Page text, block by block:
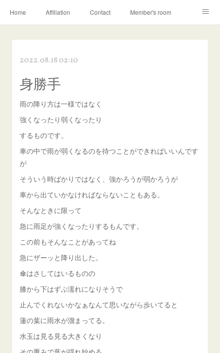
Home Affiliation Contact Member's room
2022.08.18 02:10
身勝手
雨の降り方は一様ではなく
強くなったり弱くなったり
するものです。
車の中で雨が弱くなるのを待つことができればいいんです
が
そういう時ばかりではなく、強かろうが弱かろうが
車から出ていかなければならないこともある。
そんなときに限って
急に雨足が強くなったりするもんです。
この前もそんなことがあってね
急にザーッと降り出した。
傘はさしてはいるものの
膝から下はずぶ濡れになりそうで
止んでくれないかなぁなんて思いながら歩いてると
蓮の葉に雨水が溜まってる。
水玉は見る見る大きくなり